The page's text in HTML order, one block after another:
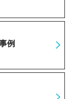
例